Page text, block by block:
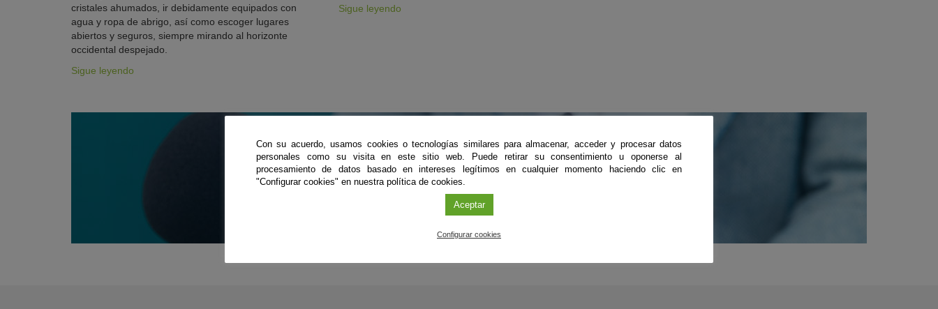
cristales ahumados, ir debidamente equipados con
agua y ropa de abrigo, así como escoger lugares
abiertos y seguros, siempre mirando al horizonte
occidental despejado.
Sigue leyendo
Sigue leyendo
#CienciaDirecta
TU FUENTE DE NOTICIAS SOBRE CIENCIA ANDALUZA
Con su acuerdo, usamos cookies o tecnologías similares para almacenar, acceder y procesar datos
personales como su visita en este sitio web. Puede retirar su consentimiento u oponerse al
procesamiento de datos basado en intereses legítimos en cualquier momento haciendo clic en
"Configurar cookies" en nuestra política de cookies.
Aceptar
Configurar cookies